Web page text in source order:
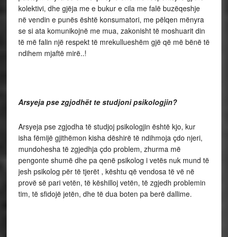
kolektivi, dhe gjëja me e bukur e cila me falë buzëqeshje
në vendin e punës është konsumatori, me pëlqen mënyra
se si ata komunikojnë me mua, zakonisht të moshuarit din
të më falin një respekt të mrekullueshëm gjë që më bënë të
ndihem mjaftë mirë..!
Arsyeja pse zgjodhët te studjoni psikologjin?
Arsyeja pse zgjodha të studjoj psikologjin është kjo, kur
isha fëmijë gjithëmon kisha dëshirë të ndihmoja çdo njeri,
mundohesha të zgjedhja çdo problem, zhurma më
pengonte shumë dhe pa qenë psikolog i vetës nuk mund të
jesh psikolog për të tjerët , kështu që vendosa të vë në
provë së pari vetën, të këshilloj vetën, të zgjedh problemin
tim, të sfidojë jetën, dhe të dua boten pa berë dallime.